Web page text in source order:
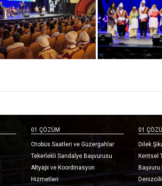
01 ÇÖZÜM
Otobüs Saatleri ve Güzergahlar
Tekerlekli Sandalye Başvurusu
Altyapı ve Koordinasyon
Hizmetleri
01
Dilek
Kentsel
Başvuru